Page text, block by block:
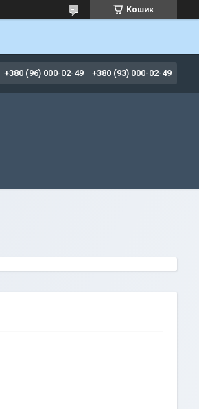
Кошик
+380 (96) 000-02-49 +380 (93) 000-02-49